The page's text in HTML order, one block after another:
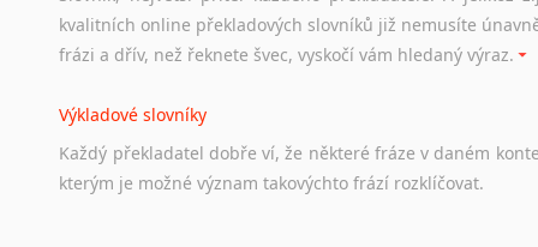
hledat práci na internetu případně osobní zkušenosti
Hledáte-li
práci
stejná obecná pravidla, jako pro český životopis. Tak dost
kvalitních online překladových slovníků již nemusíte
frázi a dřív, než řeknete švec, vyskočí vám hledaný výraz.
Výkladové slovníky
Každý překladatel dobře ví, že některé fráze v daném
kterým je možné význam takovýchto frází rozklíčovat.